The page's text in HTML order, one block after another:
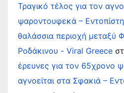
Τραγικό τέλος για τον
ψαροντουφεκά –
θαλάσσια περιοχή μεταξύ
Ροδάκινου - Viral Greece
έρευνες για τον 65χρονο
αγνοείται στα Σφακιά –